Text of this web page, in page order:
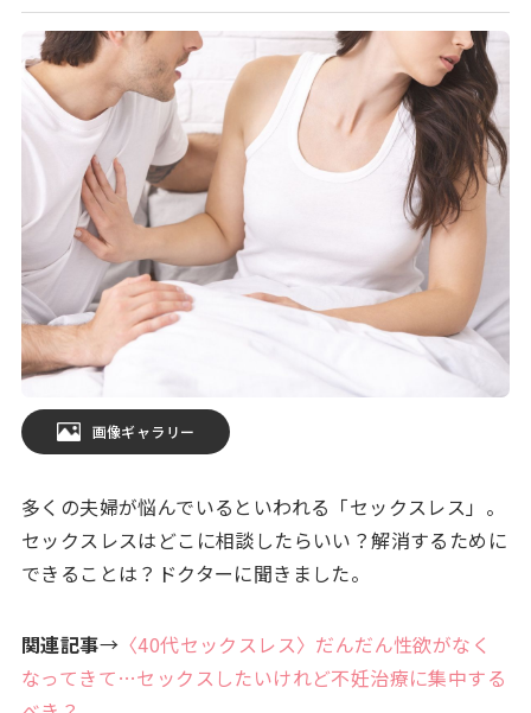
画像ギャラリー
多くの夫婦が悩んでいるといわれる「セックスレス」。
セックスレスはどこに相談したらいい？解消するために
できることは？ドクターに聞きました。
関連記事→〈40代セックスレス〉だんだん性欲がなく
なってきて…セックスしたいけれど不妊治療に集中する